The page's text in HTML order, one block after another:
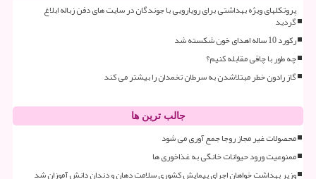
پروتکلهای ویژه بهداشتی برای رویارویی با جوندگان در سایت های دفن زباله ابلاغ
گردید
رکورد 10 ساله اهدای خون شکسته شد
چه طور با چاقی مقابله کنیم؟
گاز رادون خطر مبتلاشدن به سرطان تخمدان را بیشتر می کند
جالب ترین ها
محصولات غیر مجاز روجا جمع آوری می شود
ممنوعیت ورود حیوانات خانگی به غذاخوری ها
وزیر بهداشت خواهان اجرای پیمایش کشوری سلامت دهان و دندان دانش آموزان شد